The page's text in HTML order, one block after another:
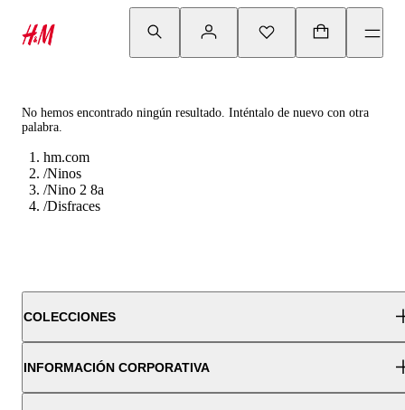
No hemos encontrado ningún resultado. Inténtalo de nuevo con otra
palabra.
hm.com
/Ninos
/Nino 2 8a
/Disfraces
COLECCIONES
INFORMACIÓN CORPORATIVA